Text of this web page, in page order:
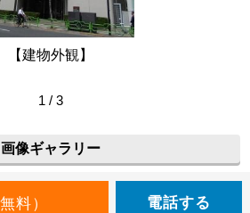
【建物外観】
1 / 3
画像ギャラリー
電話する